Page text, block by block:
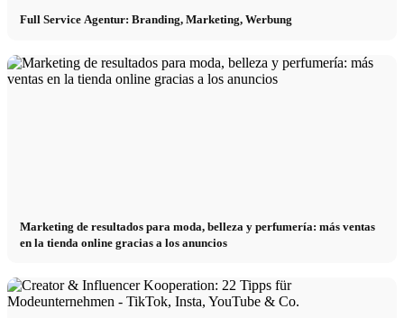
Full Service Agentur: Branding, Marketing, Werbung
Marketing de resultados para moda, belleza y perfumería: más ventas
en la tienda online gracias a los anuncios